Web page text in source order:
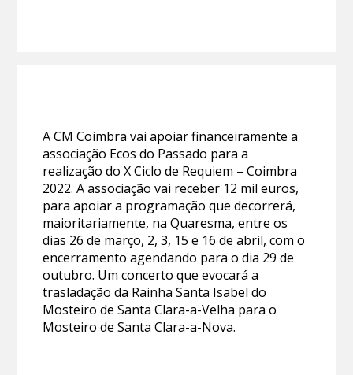
A CM Coimbra vai apoiar financeiramente a
associação Ecos do Passado para a
realização do X Ciclo de Requiem – Coimbra
2022. A associação vai receber 12 mil euros,
para apoiar a programação que decorrerá,
maioritariamente, na Quaresma, entre os
dias 26 de março, 2, 3, 15 e 16 de abril, com o
encerramento agendando para o dia 29 de
outubro. Um concerto que evocará a
trasladação da Rainha Santa Isabel do
Mosteiro de Santa Clara-a-Velha para o
Mosteiro de Santa Clara-a-Nova.